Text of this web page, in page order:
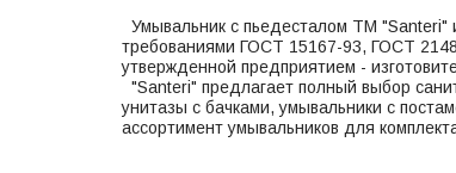
Умывальник с пьедесталом ТМ "Santeri"
требованиями ГОСТ 15167-93, ГОСТ
утвержденной предприятием -
"Santeri" предлагает полный выбор
унитазы с бачками, умывальники с
ассортимент умывальников для